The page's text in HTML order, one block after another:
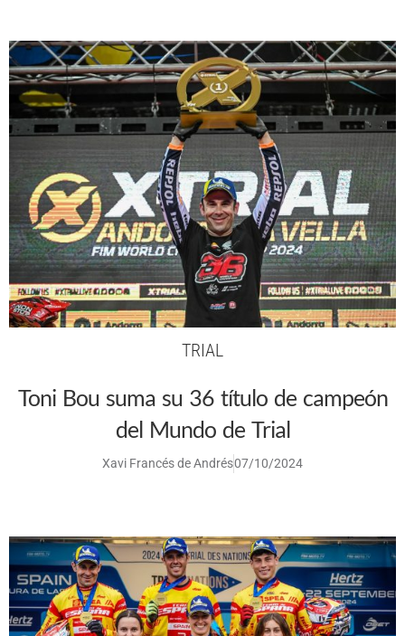
TRIAL
Toni Bou suma su 36 título de campeón
del Mundo de Trial
Xavi Francés de Andrés07/10/2024